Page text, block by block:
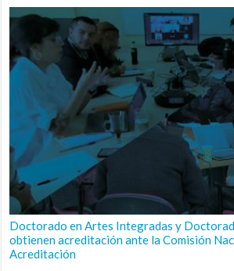
Doctorado en Artes Integradas y
obtienen acreditación ante la Comisión
Acreditación